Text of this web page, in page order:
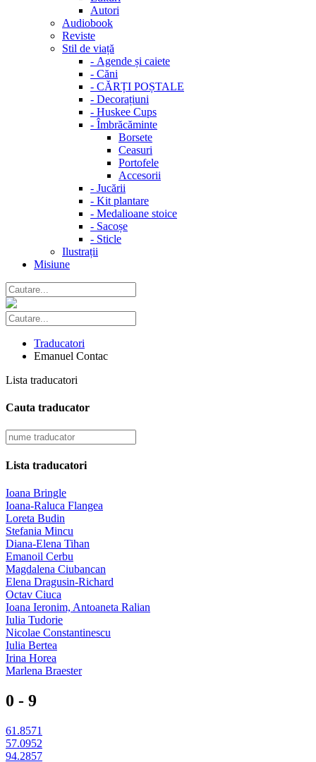
Autori
Audiobook
Reviste
Stil de viață
- Agende și caiete
- Căni
- CĂRȚI POȘTALE
- Decorațiuni
- Huskee Cups
- Îmbrăcăminte
Borsete
Ceasuri
Portofele
Accesorii
- Jucării
- Kit plantare
- Medalioane stoice
- Sacoșe
- Sticle
Ilustrații
Misiune
Traducatori
Emanuel Contac
Lista traducatori
Cauta traducator
Lista traducatori
Ioana Bringle
Ioana-Raluca Flangea
Loreta Budin
Stefania Mincu
Diana-Elena Tihan
Emanoil Cerbu
Magdalena Ciubancan
Elena Dragusin-Richard
Octav Ciuca
Ioana Ieronim, Antoaneta Ralian
Iulia Tudorie
Nicolae Constantinescu
Iulia Bertea
Irina Horea
Marlena Braester
0 - 9
61.8571
57.0952
94.2857